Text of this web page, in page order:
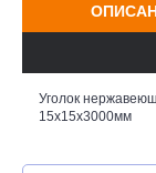
Уголок
15х15х3000мм